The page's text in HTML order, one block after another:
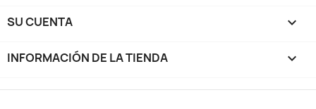
SU CUENTA 
INFORMACIÓN DE LA TIENDA keyboard_arrow_down